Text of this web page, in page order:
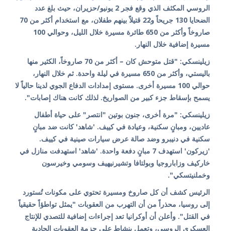
الروسي المكثف الذي وقع فجر 2 يونيو/حزيران، حيث بلغ عدد
الضحايا 130 جريحاً و22 قتيلاً بينهم طفلان، مع استخدام أكثر من 70
صاروخاً وأكثر من 650 طائرة مسيرة خلال الليل، وحوالي 100
مسيرة إضافية خلال النهار.
زيلينسكي: "قتل متوحش كان – أكثر من 70 صاروخاً، الكثير منها
باليستي، وأكثر من 650 مسيرة في ليلة واحدة. ثم خلال النهار،
حوالي 100 مسيرة أخرى. مستوى إمدادات الدفاع الجوي لدينا حالياً لا
يسمح بإسقاط جزء كبير من الصواريخ. لذلك كانت هناك إصابات".
زيلينسكي: "مرة أخرى، جنون بوتين "انتصر" على حياة أطفال
عاديين، ومبانٍ سكنية، وعيادة في كييف. 'شاهد' كانت ضد مبانٍ
سكنية في دنيبرو وضد صالة عرض سيارات صينية في كييف.
'زيركون' استهدف 7 مبانٍ دفعة واحدة. 'شاهد' استهدفت منازل في
خاركيف وزاباروجيا وبولتافا وتشيرنيهيف وسومي وخيرسون
وخملنيتسكي".
الرئيس كشف أن كل صاروخ ومسيرة تحتوي على مكونات تُستورد
إلى روسيا، محذراً من أن التهرب من العقوبات "يمثل تواطؤاً حقيقياً
في القتل". وأعلن أن أوكرانيا تعد إجراءات إضافية للتصدي للإنتاج
العسكري الروسي، وتعمل بنشاط على حزمة العقوبات الحادية